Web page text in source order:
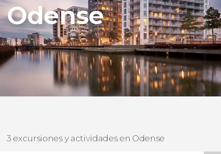
Odense
3 excursiones y actividades en Odense